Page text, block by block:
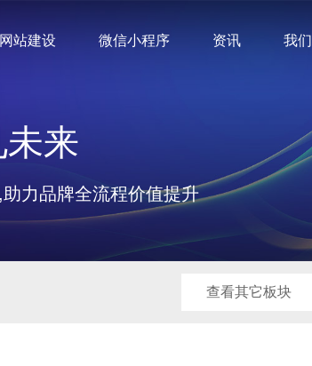
网站建设 微信小程序 资讯 我们
未来
力品牌全流程价值提升
查看其它板块